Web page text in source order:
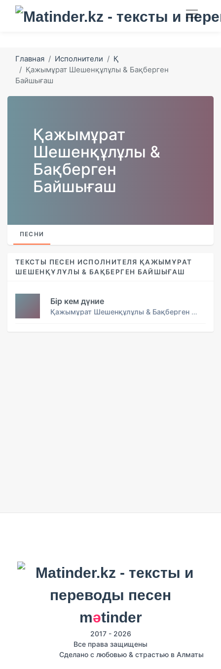
Главная Исполнители
Қ
Қажымұрат Шешенқұлұлы & Бақберген
Байшығаш
Қажымұрат
Шешенқұлұлы &
Бақберген
Байшығаш
ПЕСНИ
ТЕКСТЫ ПЕСЕН ИСПОЛНИТЕЛЯ ҚАЖЫМҰРАТ
ШЕШЕНҚҰЛҰЛЫ & БАҚБЕРГЕН БАЙШЫҒАШ
Бір кем дүние
Қажымұрат Шешенқұлұлы & Бақберген Байшығаш
mәtinder
2017 - 2026
Все права защищены
Сделано с любовью & страстью в Алматы